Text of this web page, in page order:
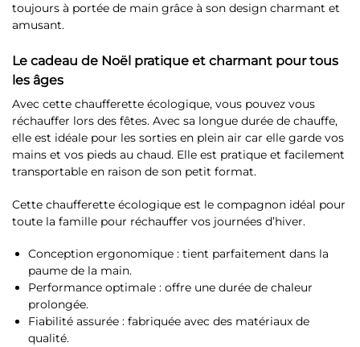
toujours à portée de main grâce à son design charmant et
amusant.
Le cadeau de Noël pratique et charmant pour tous
les âges
Avec cette chaufferette écologique, vous pouvez vous
réchauffer lors des fêtes. Avec sa longue durée de chauffe,
elle est idéale pour les sorties en plein air car elle garde vos
mains et vos pieds au chaud. Elle est pratique et facilement
transportable en raison de son petit format.
Cette chaufferette écologique est le compagnon idéal pour
toute la famille pour réchauffer vos journées d’hiver.
Conception ergonomique : tient parfaitement dans la
paume de la main.
Performance optimale : offre une durée de chaleur
prolongée.
Fiabilité assurée : fabriquée avec des matériaux de
qualité.